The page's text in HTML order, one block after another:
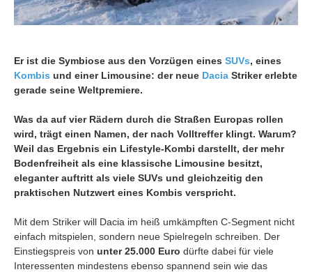
Er ist die Symbiose aus den Vorzügen eines SUVs, eines
Kombis und einer Limousine: der neue Dacia Striker erlebte
gerade seine Weltpremiere.
Was da auf vier Rädern durch die Straßen Europas rollen
wird, trägt einen Namen, der nach Volltreffer klingt. Warum?
Weil das Ergebnis ein Lifestyle-Kombi darstellt, der mehr
Bodenfreiheit als eine klassische Limousine besitzt,
eleganter auftritt als viele SUVs und gleichzeitig den
praktischen Nutzwert eines Kombis verspricht.
Mit dem Striker will Dacia im heiß umkämpften C-Segment nicht
einfach mitspielen, sondern neue Spielregeln schreiben. Der
Einstiegspreis von unter 25.000 Euro dürfte dabei für viele
Interessenten mindestens ebenso spannend sein wie das